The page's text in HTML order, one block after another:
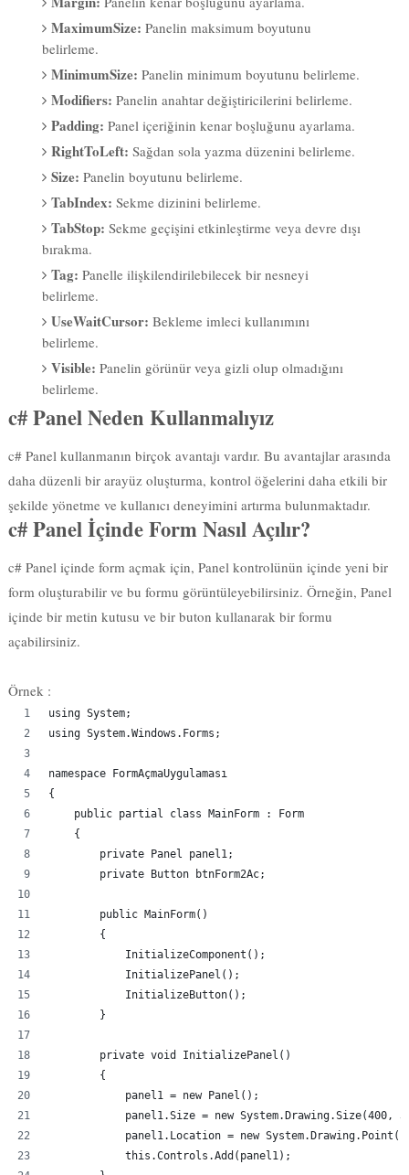
MaximumSize: Panelin maksimum boyutunu
belirleme.
MinimumSize: Panelin minimum boyutunu belirleme.
Modifiers: Panelin anahtar değiştiricilerini belirleme.
Padding: Panel içeriğinin kenar boşluğunu ayarlama.
RightToLeft: Sağdan sola yazma düzenini belirleme.
Size: Panelin boyutunu belirleme.
TabIndex: Sekme dizinini belirleme.
TabStop: Sekme geçişini etkinleştirme veya devre dışı
bırakma.
Tag: Panelle ilişkilendirilebilecek bir nesneyi
belirleme.
UseWaitCursor: Bekleme imleci kullanımını
belirleme.
Visible: Panelin görünür veya gizli olup olmadığını
belirleme.
c# Panel Neden Kullanmalıyız
c# Panel kullanmanın birçok avantajı vardır. Bu avantajlar arasında
daha düzenli bir arayüz oluşturma, kontrol öğelerini daha etkili bir
şekilde yönetme ve kullanıcı deneyimini artırma bulunmaktadır.
c# Panel İçinde Form Nasıl Açılır?
c# Panel içinde form açmak için, Panel kontrolünün içinde yeni bir
form oluşturabilir ve bu formu görüntüleyebilirsiniz. Örneğin, Panel
içinde bir metin kutusu ve bir buton kullanarak bir formu
açabilirsiniz.
Örnek :
using System;
using System.Windows.Forms;
namespace FormAçmaUygulaması
{
    public partial class MainForm : Form
    {
        private Panel panel1;
        private Button btnForm2Ac;
        public MainForm()
        {
            InitializeComponent();
            InitializePanel();
            InitializeButton();
        }
        private void InitializePanel()
        {
            panel1 = new Panel();
panel1.Size = new System.Drawing.Size(400,
panel1.Location = new
            this.Controls.Add(panel1);
        }